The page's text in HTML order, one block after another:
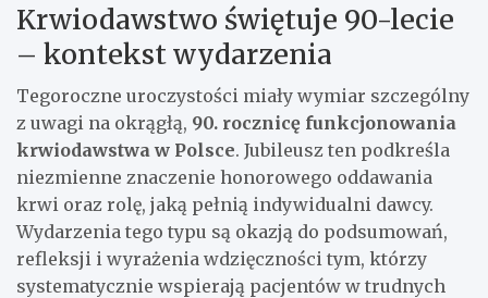
Krwiodawstwo świętuje 90-lecie
– kontekst wydarzenia
Tegoroczne uroczystości miały wymiar szczególny
z uwagi na okrągłą, 90. rocznicę funkcjonowania
krwiodawstwa w Polsce. Jubileusz ten podkreśla
niezmienne znaczenie honorowego oddawania
krwi oraz rolę, jaką pełnią indywidualni dawcy.
Wydarzenia tego typu są okazją do podsumowań,
refleksji i wyrażenia wdzięczności tym, którzy
systematycznie wspierają pacjentów w trudnych